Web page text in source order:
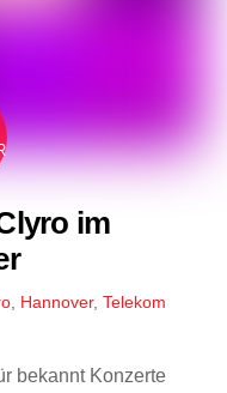
im
Hannover,Telekom
bekannt Konzerte